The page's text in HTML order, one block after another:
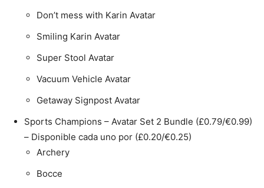
Don’t mess with Karin Avatar
Smiling Karin Avatar
Super Stool Avatar
Vacuum Vehicle Avatar
Getaway Signpost Avatar
Sports Champions – Avatar Set 2 Bundle (£0.79/€0.99)
– Disponible cada uno por (£0.20/€0.25)
Archery
Bocce